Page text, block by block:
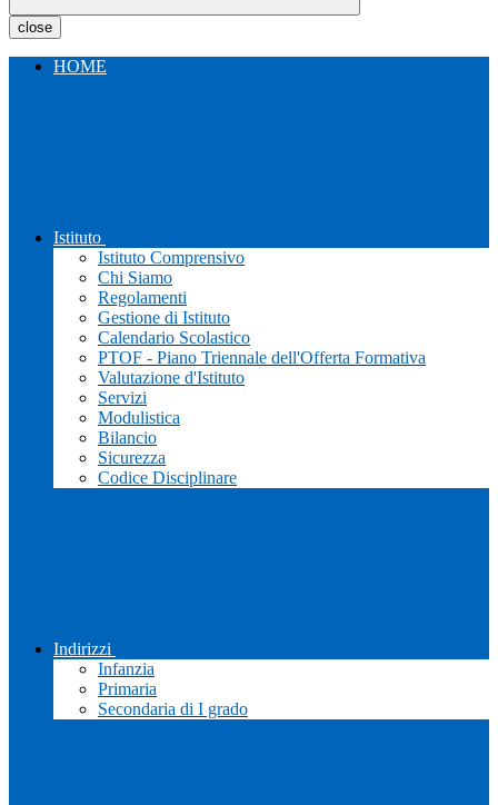
close
HOME
Istituto
Istituto Comprensivo
Chi Siamo
Regolamenti
Gestione di Istituto
Calendario Scolastico
PTOF - Piano Triennale dell'Offerta Formativa
Valutazione d'Istituto
Servizi
Modulistica
Bilancio
Sicurezza
Codice Disciplinare
Indirizzi
Infanzia
Primaria
Secondaria di I grado